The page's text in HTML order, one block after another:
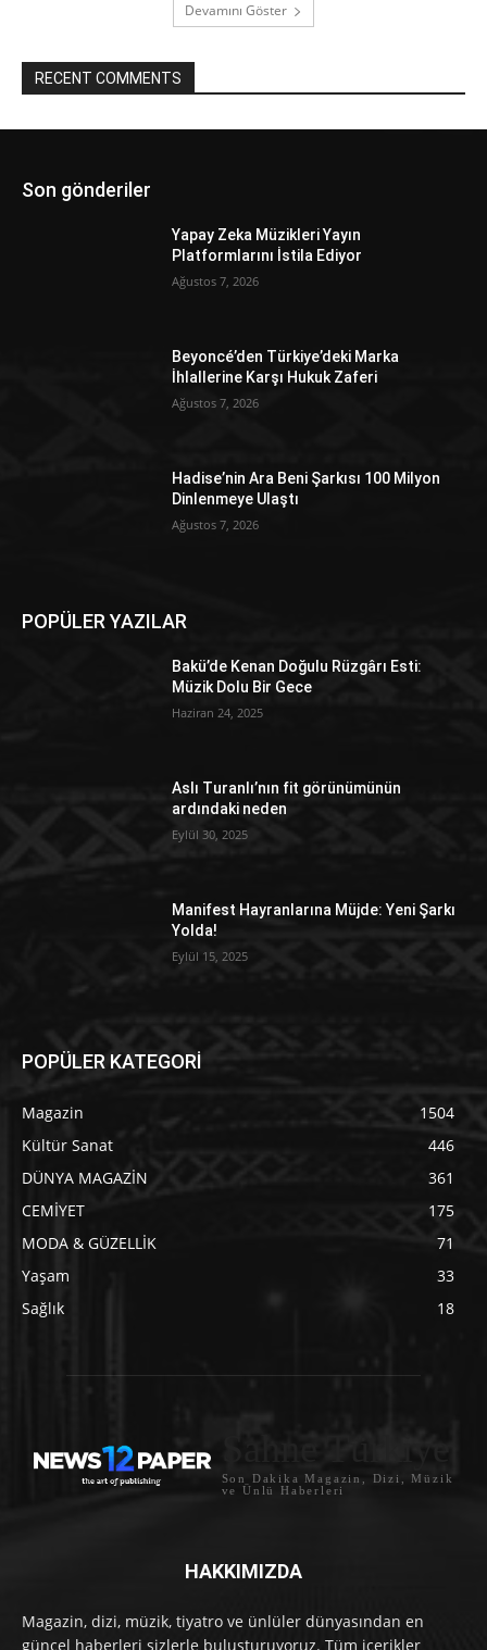
Devamını Göster
RECENT COMMENTS
Son gönderiler
Yapay Zeka Müzikleri Yayın
Platformlarını İstila Ediyor
Ağustos 7, 2026
Beyoncé’den Türkiye’deki Marka
İhlallerine Karşı Hukuk Zaferi
Ağustos 7, 2026
Hadise’nin Ara Beni Şarkısı 100 Milyon
Dinlenmeye Ulaştı
Ağustos 7, 2026
POPÜLER YAZILAR
Bakü’de Kenan Doğulu Rüzgârı Esti:
Müzik Dolu Bir Gece
Haziran 24, 2025
Aslı Turanlı’nın fit görünümünün
ardındaki neden
Eylül 30, 2025
Manifest Hayranlarına Müjde: Yeni Şarkı
Yolda!
Eylül 15, 2025
POPÜLER KATEGORİ
Magazin
1504
Kültür Sanat
446
DÜNYA MAGAZİN
361
CEMİYET
175
MODA & GÜZELLİK
71
Yaşam
33
Sağlık
18
Sahne Türkiye
Son Dakika Magazin, Dizi, Müzik
ve Ünlü Haberleri
HAKKIMIZDA
Magazin, dizi, müzik, tiyatro ve ünlüler dünyasından en
güncel haberleri sizlerle buluşturuyoruz. Tüm içerikler